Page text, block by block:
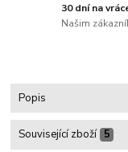
30 dní na
Našim
Popis
Související zboží 5